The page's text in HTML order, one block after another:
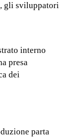
gli sviluppatori
interno
presa
dei
parta